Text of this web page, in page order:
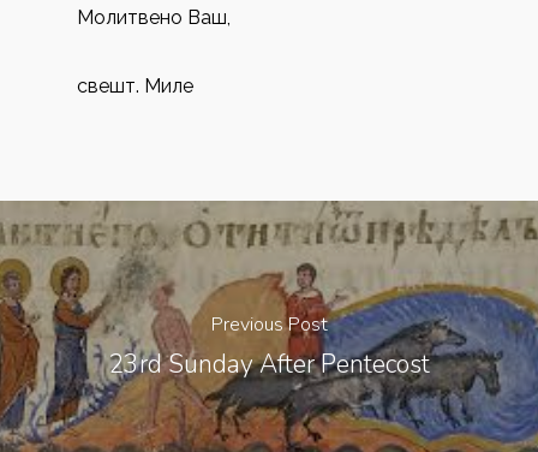
Молитвено Ваш,
свешт. Миле
Previous Post
23rd Sunday After Pentecost